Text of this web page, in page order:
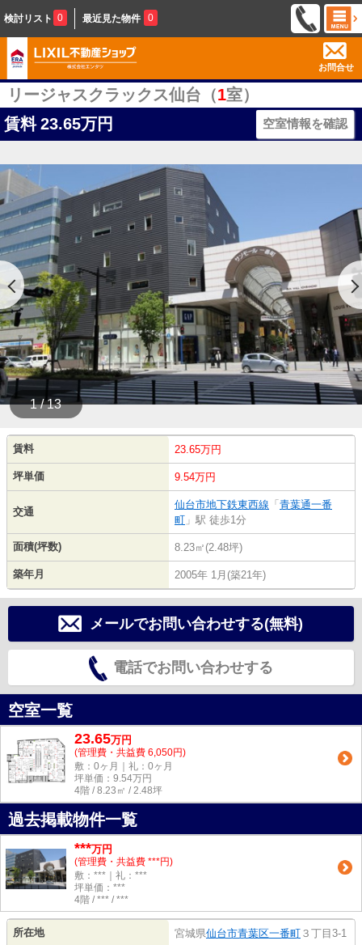
検討リスト 0 最近見た物件 0
お問合せ
リージャスクラックス仙台（1室）
賃料 23.65万円 空室情報を確認
1 / 13
賃料 23.65万円
坪単価 9.54万円
交通
仙台市地下鉄東西線 「 青葉通一番
町 」駅 徒歩1分
面積(坪数) 8.23㎡(2.48坪)
築年月 2005年 1月(築21年)
メールでお問い合わせする(無料)
電話でお問い合わせする
空室一覧
23.65万円
(管理費・共益費 6,050円)
敷：0ヶ月｜礼：0ヶ月
坪単価： 9.54万円
4階 / 8.23㎡ / 2.48坪
過去掲載物件一覧
***万円
(管理費・共益費 ***円)
敷：***｜礼：***
坪単価：***
4階 / *** / ***
所在地 宮城県仙台市青葉区一番町 ３丁目3-1